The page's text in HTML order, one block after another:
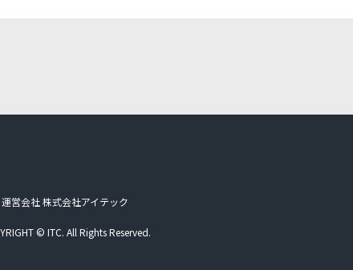
運営会社 株式会社アイテック
© ITC. All Rights Reserved.